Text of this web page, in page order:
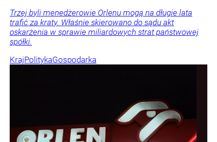
Trzej byli menedżerowie Orlenu mogą na długie lata
trafić za kraty. Właśnie skierowano do sądu akt
oskarżenia w sprawie miliardowych strat państwowej
spółki.
KrajPolitykaGospodarka